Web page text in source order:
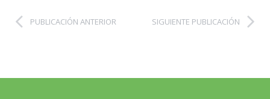
PUBLICACIÓN ANTERIOR SIGUIENTE PUBLICACIÓN